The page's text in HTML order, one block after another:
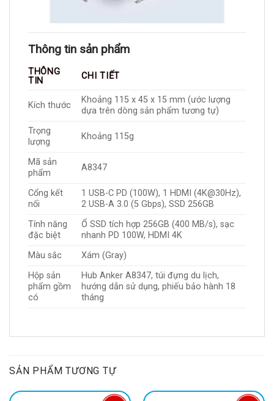
Thông tin sản phẩm
THÔNG
TIN
CHI TIẾT
Kích thước
Khoảng 115 x 45 x 15 mm (ước lượng
dựa trên dòng sản phẩm tương tự)
Trọng
lượng
Khoảng 115g
Mã sản
phẩm
A8347
Cổng kết
nối
1 USB-C PD (100W), 1 HDMI (4K@30Hz),
2 USB-A 3.0 (5 Gbps), SSD 256GB
Tính năng
đặc biệt
Ổ SSD tích hợp 256GB (400 MB/s), sạc
nhanh PD 100W, HDMI 4K
Màu sắc
Xám (Gray)
Hộp sản
phẩm gồm
có
Hub Anker A8347, túi đựng du lịch,
hướng dẫn sử dụng, phiếu bảo hành 18
tháng
SẢN PHẨM TƯƠNG TỰ